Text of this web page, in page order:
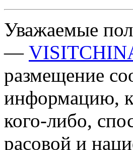
Уважаемые
—
размещение
информацию,
кого-либо,
расовой и